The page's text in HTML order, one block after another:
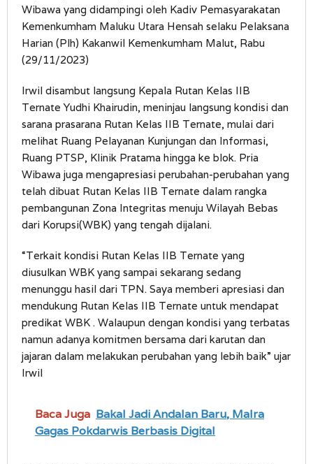
Wibawa yang didampingi oleh Kadiv Pemasyarakatan
Kemenkumham Maluku Utara Hensah selaku Pelaksana
Harian (Plh) Kakanwil Kemenkumham Malut, Rabu
(29/11/2023)
Irwil disambut langsung Kepala Rutan Kelas IIB
Ternate Yudhi Khairudin, meninjau langsung kondisi dan
sarana prasarana Rutan Kelas IIB Ternate, mulai dari
melihat Ruang Pelayanan Kunjungan dan Informasi,
Ruang PTSP, Klinik Pratama hingga ke blok. Pria
Wibawa juga mengapresiasi perubahan-perubahan yang
telah dibuat Rutan Kelas IIB Ternate dalam rangka
pembangunan Zona Integritas menuju Wilayah Bebas
dari Korupsi(WBK) yang tengah dijalani.
“Terkait kondisi Rutan Kelas IIB Ternate yang
diusulkan WBK yang sampai sekarang sedang
menunggu hasil dari TPN. Saya memberi apresiasi dan
mendukung Rutan Kelas IIB Ternate untuk mendapat
predikat WBK . Walaupun dengan kondisi yang terbatas
namun adanya komitmen bersama dari karutan dan
jajaran dalam melakukan perubahan yang lebih baik” ujar
Irwil
Baca Juga Bakal Jadi Andalan Baru, Malra
Gagas Pokdarwis Berbasis Digital